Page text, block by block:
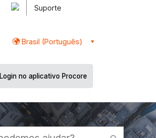
Suporte
Brasil (Português)
Login no aplicativo Procore